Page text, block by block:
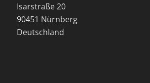
Isarstraße 20
90451 Nürnberg
Deutschland